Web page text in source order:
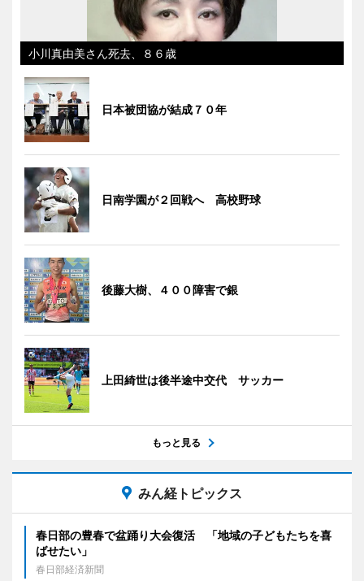
小川真由美さん死去、８６歳
日本被団協が結成７０年
日南学園が２回戦へ 高校野球
後藤大樹、４００障害で銀
上田綺世は後半途中交代 サッカー
もっと見る
みん経トピックス
春日部の豊春で盆踊り大会復活 「地域の子どもたちを喜
ばせたい」
春日部経済新聞